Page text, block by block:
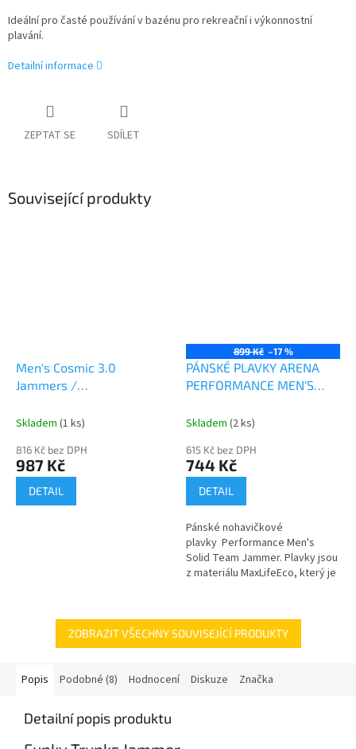
Ideální pro časté používání v bazénu pro rekreační i výkonnostní
plavání.
Detailní informace
ZEPTAT SE SDÍLET
Související produkty
Men's Cosmic 3.0
Jammers /
Skladem (1 ks)
816 Kč bez DPH
987 Kč
DETAIL
899 Kč –17 %
PÁNSKÉ PLAVKY ARENA
PERFORMANCE MEN'S
BLACK
Skladem (2 ks)
615 Kč bez DPH
744 Kč
DETAIL
Pánské nohavičkové
plavky Performance Men's
Solid Team Jammer. Plavky jsou
z materiálu MaxLifeEco, který je
ZOBRAZIT VŠECHNY SOUVISEJÍCÍ PRODUKTY
Popis Podobné (8) Hodnocení Diskuze Značka
Detailní popis produktu